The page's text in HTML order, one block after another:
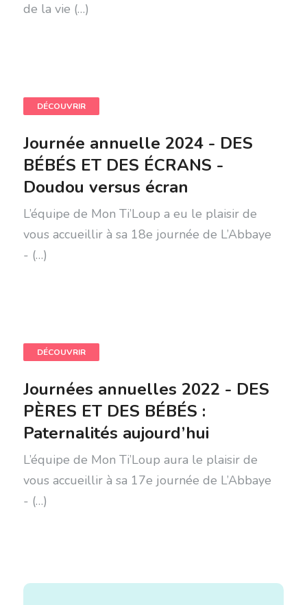
de la vie (…)
DÉCOUVRIR
Journée annuelle 2024 - DES
BÉBÉS ET DES ÉCRANS -
Doudou versus écran
L’équipe de Mon Ti’Loup a eu le plaisir de
vous accueillir à sa 18e journée de L’Abbaye
- (…)
DÉCOUVRIR
Journées annuelles 2022 - DES
PÈRES ET DES BÉBÉS :
Paternalités aujourd’hui
L’équipe de Mon Ti’Loup aura le plaisir de
vous accueillir à sa 17e journée de L’Abbaye
- (…)